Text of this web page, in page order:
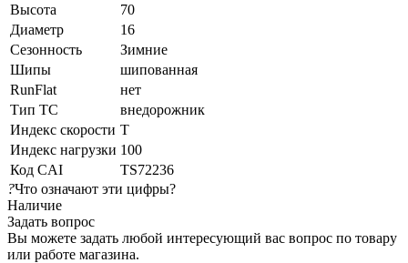
Высота
70
Диаметр
16
Сезонность
Зимние
Шипы
шипованная
RunFlat
нет
Тип ТС
внедорожник
Индекс скорости T
Индекс нагрузки 100
Код CAI
TS72236
?Что означают эти цифры?
Наличие
Задать вопрос
Вы можете задать любой интересующий вас вопрос по товару
или работе магазина.